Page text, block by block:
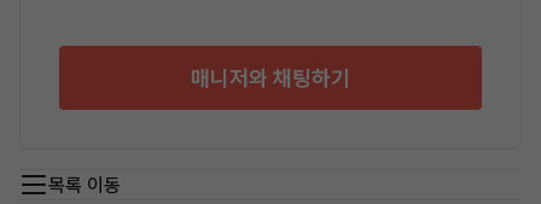
매니저와 채팅하기
목록 이동